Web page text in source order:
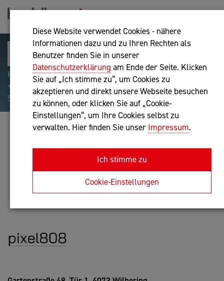
Diese Website verwendet Cookies - nähere
Informationen dazu und zu Ihren Rechten als
Benutzer finden Sie in unserer
Datenschutzerklärung am Ende der Seite. Klicken
Sie auf „Ich stimme zu“, um Cookies zu
akzeptieren und direkt unsere Webseite besuchen
zu können, oder klicken Sie auf „Cookie-
Einstellungen“, um Ihre Cookies selbst zu
verwalten. Hier finden Sie unser Impressum.
Ich stimme zu
Cookie-Einstellungen
Hilfreiche Suchparameter: Begriff einschließen:
+webshop, Begriff ausschließen: -webshop, Exakter
Suchbegriff: "internet of things"
KARL MÖSTL
Unternehmensberatung
Anfrage oder Rückruf